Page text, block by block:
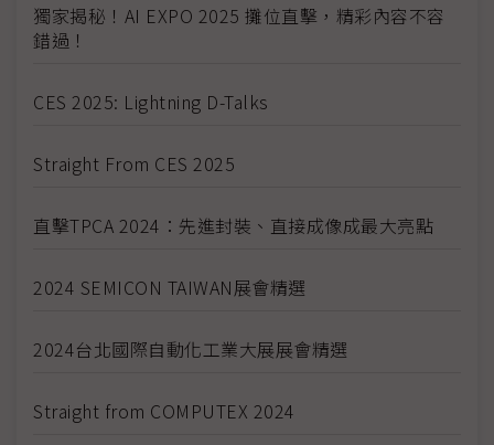
獨家揭秘！AI EXPO 2025 攤位直擊，精彩內容不容
錯過！
CES 2025: Lightning D-Talks
Straight From CES 2025
直擊TPCA 2024：先進封裝、直接成像成最大亮點
2024 SEMICON TAIWAN展會精選
2024台北國際自動化工業大展展會精選
Straight from COMPUTEX 2024